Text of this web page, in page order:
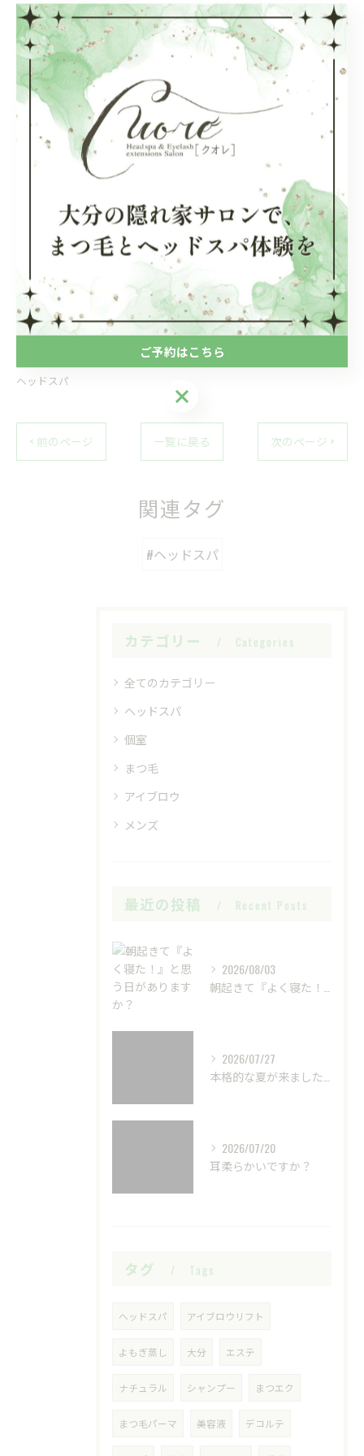
自分磨き
極上のひととき
香りの癒し
瞑想
新しい自分
リフレッシュタイム
私だけの時間
メンテナンス
心と身体の健康
癒される時間
最高のリラックス
ヘッドマッサージ
大分駅近くで受けるヘッドスパ
ヘッドスパ
< 前のページ 一覧に戻る 次のページ >
関連タグ
#ヘッドスパ
カテゴリー Categories
全てのカテゴリー
ヘッドスパ
個室
まつ毛
アイブロウ
メンズ
最近の投稿 Recent Posts
2026/08/03
朝起きて『よく寝た！』と思う日がありますか？
2026/07/27
本格的な夏が来ました☀️
2026/07/20
耳柔らかいですか？
タグ Tags
ヘッドスパ アイブロウリフト
よもぎ蒸し 大分 エステ
ナチュラル シャンプー まつエク
まつ毛パーマ 美容液 デコルテ
ご予約はこちら
ご予約はこちら